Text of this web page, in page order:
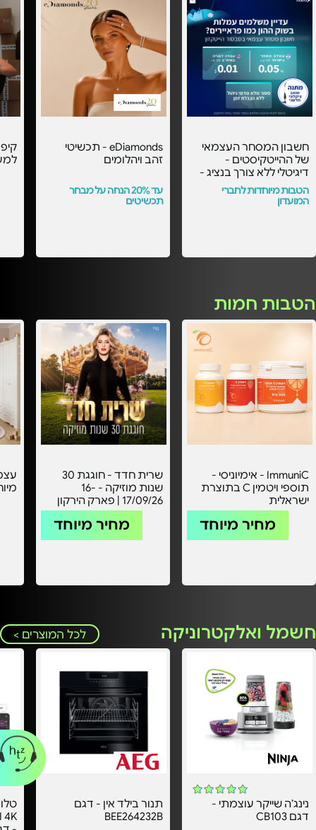
חשבון המסחר העצמאי
של ההייטקיסטים -
דיגיטלי ללא צורך בנציג -
עם העמלות הכי
משתלמות בסבסוד
הייטקזון! -
הטבות מיוחדות לחברי
המועדון
eDiamonds - תכשיטי
זהב ויהלומים
עד 20% הנחה על מבחר
תכשיטים
הטבות חמות
ImmuniC - אימיוניסי -
תוספי ויטמין C בתוצרת
ישראלית
מחיר מיוחד
שרית חדד - חוגגת 30
שנות מוזיקה - 16-
17/09/26 | פארק הירקון
מחיר מיוחד
חשמל ואלקטרוניקה לכל המוצרים >
נינג’ה שייקר עוצמתי -
דגם CB103
תנור בילד אין - דגם
BEE264232B